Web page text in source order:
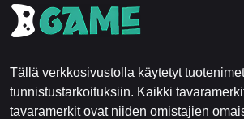
Tällä verkkosivustolla käytetyt
tunnistustarkoituksiin. Kaikki
tavaramerkit ovat niiden omistajien